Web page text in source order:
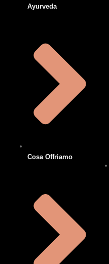
Ayurveda
Cosa Offriamo